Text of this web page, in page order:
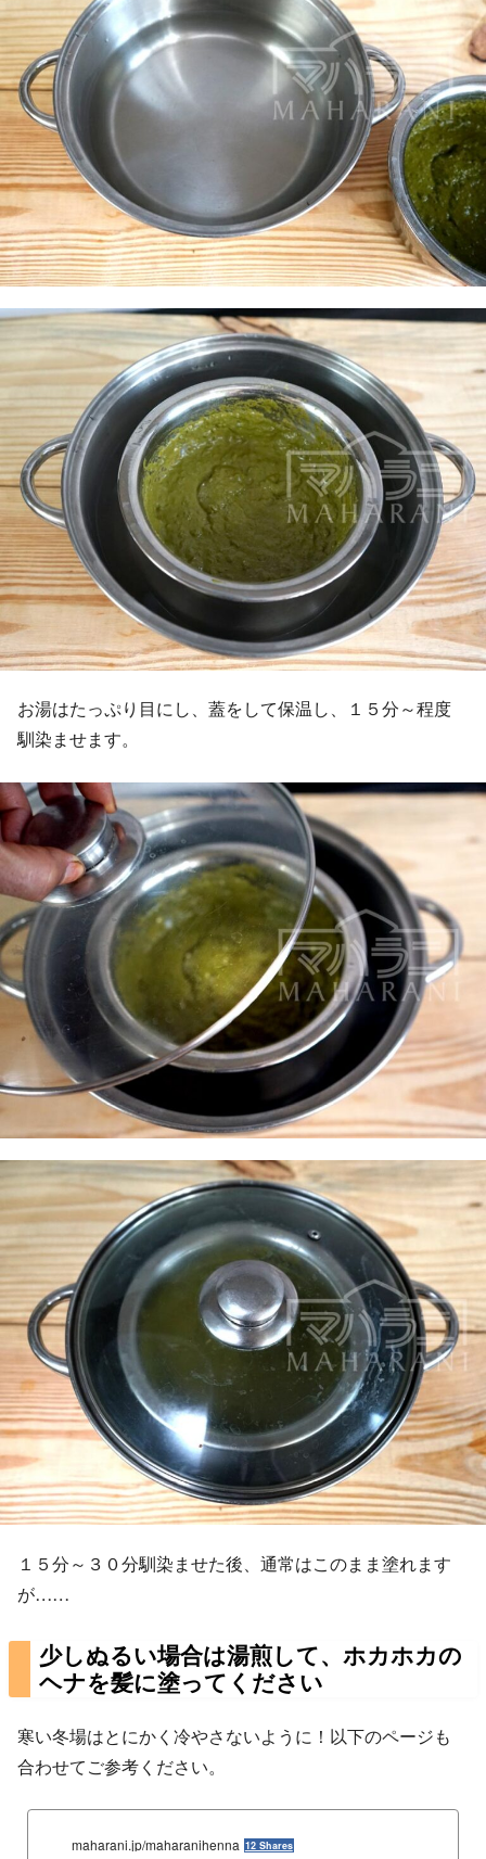
お湯はたっぷり目にし、蓋をして保温し、１５分～程度
馴染ませます。
１５分～３０分馴染ませた後、通常はこのまま塗れます
が……
少しぬるい場合は湯煎して、ホカホカの
ヘナを髪に塗ってください
寒い冬場はとにかく冷やさないように！以下のページも
合わせてご参考ください。
maharani.jp/maharanihenna 12 Shares